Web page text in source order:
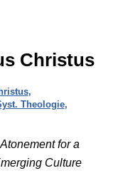
Christus
,
Theologie,
Atonement for a
Culture